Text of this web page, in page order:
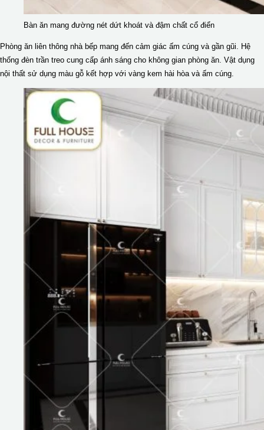
Bàn ăn mang đường nét dứt khoát và đậm chất cổ điển
Phòng ăn liên thông nhà bếp mang đến cảm giác ấm cúng và gần gũi. Hệ
thống đèn trần treo cung cấp ánh sáng cho không gian phòng ăn. Vật dụng
nội thất sử dụng màu gỗ kết hợp với vàng kem hài hòa và ấm cúng.